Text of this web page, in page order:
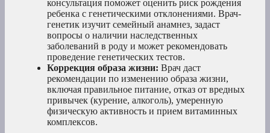
консультация поможет оценить риск рождения
ребенка с генетическими отклонениями. Врач-
генетик изучит семейный анамнез, задаст
вопросы о наличии наследственных
заболеваний в роду и может рекомендовать
проведение генетических тестов.
Коррекция образа жизни: Врач даст
рекомендации по изменению образа жизни,
включая правильное питание, отказ от вредных
привычек (курение, алкоголь), умеренную
физическую активность и прием витаминных
комплексов.